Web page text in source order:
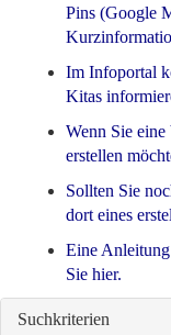
Pins (Google
Im Infoportal
Kitas
Wenn Sie
erstellen
Sollten Sie
dort eines
Eine
Sie hier.
Suchkriterien